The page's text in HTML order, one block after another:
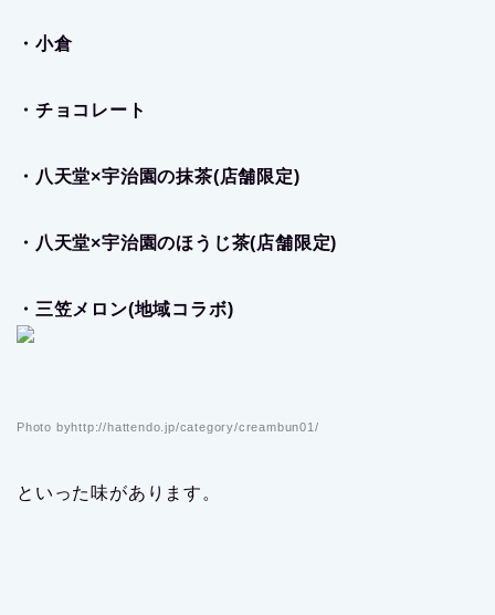
・小倉
・チョコレート
・八天堂×宇治園の抹茶(店舗限定)
・八天堂×宇治園のほうじ茶(店舗限定)
・三笠メロン(地域コラボ)
Photo byhttp://hattendo.jp/category/creambun01/
といった味があります。